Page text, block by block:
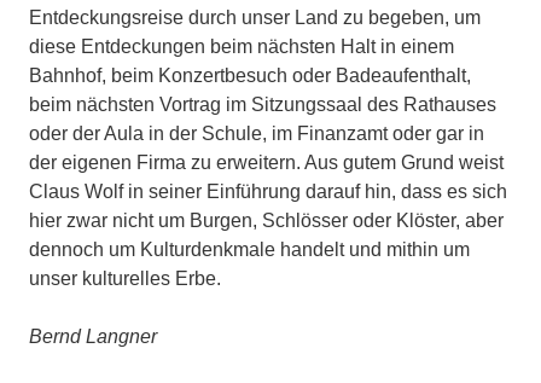
Entdeckungsreise durch unser Land zu begeben, um
diese Entdeckungen beim nächsten Halt in einem
Bahnhof, beim Konzertbesuch oder Badeaufenthalt,
beim nächsten Vortrag im Sitzungssaal des Rathauses
oder der Aula in der Schule, im Finanzamt oder gar in
der eigenen Firma zu erweitern. Aus gutem Grund weist
Claus Wolf in seiner Einführung darauf hin, dass es sich
hier zwar nicht um Burgen, Schlösser oder Klöster, aber
dennoch um Kulturdenkmale handelt und mithin um
unser kulturelles Erbe.
Bernd Langner